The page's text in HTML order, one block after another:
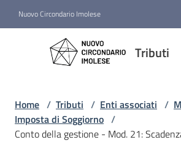
Nuovo Circondario Imolese
Tributi
Tributi
Gestione
Notizie
Home / Tributi / Enti associati /
Imposta di Soggiorno /
Conto della gestione - Mod. 21: